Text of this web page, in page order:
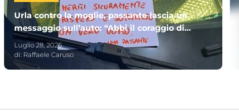
Urla contro la moglie, passante lascia un
messaggio sull’auto: “Abbi il coraggio di
lasciarlo”
Luglio 28, 2026
di: Raffaele Caruso